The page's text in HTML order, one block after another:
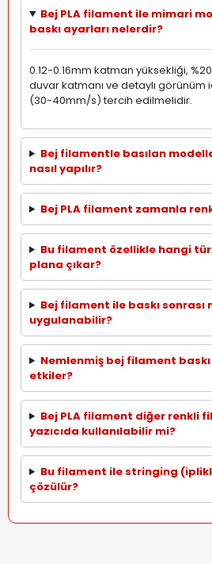
Bej PLA filament ile mimari
baskı ayarları nelerdir?
0.12-0.16mm katman yüksekliği,
duvar katmanı ve detaylı görünüm
(30-40mm/s) tercih edilmelidir.
Bej filamentle basılan
nasıl yapılır?
Bej PLA filament zamanla
Bu filament özellikle hangi
plana çıkar?
Bej filament ile baskı sonrası
uygulanabilir?
Nemlenmiş bej filament
etkiler?
Bej PLA filament diğer renkli
yazıcıda kullanılabilir mi?
Bu filament ile stringing
çözülür?